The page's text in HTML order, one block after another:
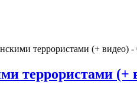
террористами (+ видео)
террористами (+